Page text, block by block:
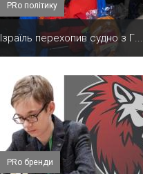
PRo політику
Ізраїль перехопив судно з Г...
PRо бренди